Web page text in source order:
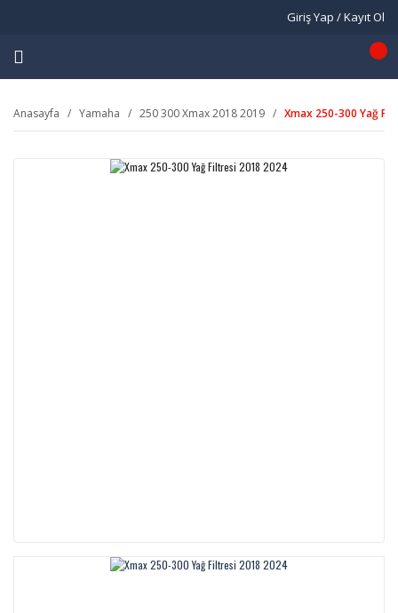
Giriş Yap / Kayıt Ol
Anasayfa Yamaha 250 300 Xmax 2018 2019 Xmax 250-300 Yağ